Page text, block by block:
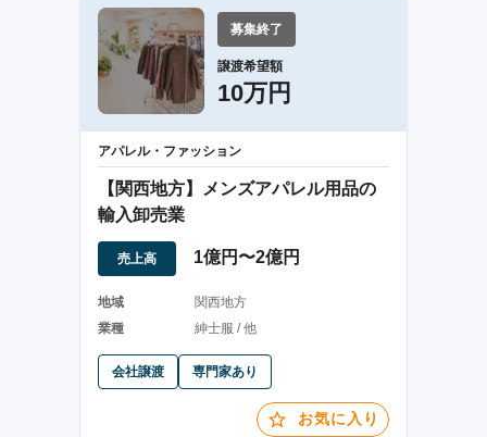
募集終了
譲渡希望額
10万円
アパレル・ファッション
【関西地方】メンズアパレル用品の
輸入卸売業
売上高 1億円〜2億円
地域
関西地方
業種
紳士服 / 他
会社譲渡 専門家あり
お気に入り